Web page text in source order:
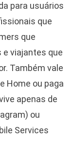
para usuários
que
que
e viajantes que
Também vale
Home ou paga
apenas de
ou
Services